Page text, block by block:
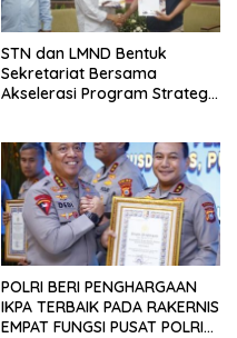
STN dan LMND Bentuk
Sekretariat Bersama
Akselerasi Program Strategis
Pemerintahan Prabowo–
Gibran
POLRI BERI PENGHARGAAN
IKPA TERBAIK PADA RAKERNIS
EMPAT FUNGSI PUSAT POLRI